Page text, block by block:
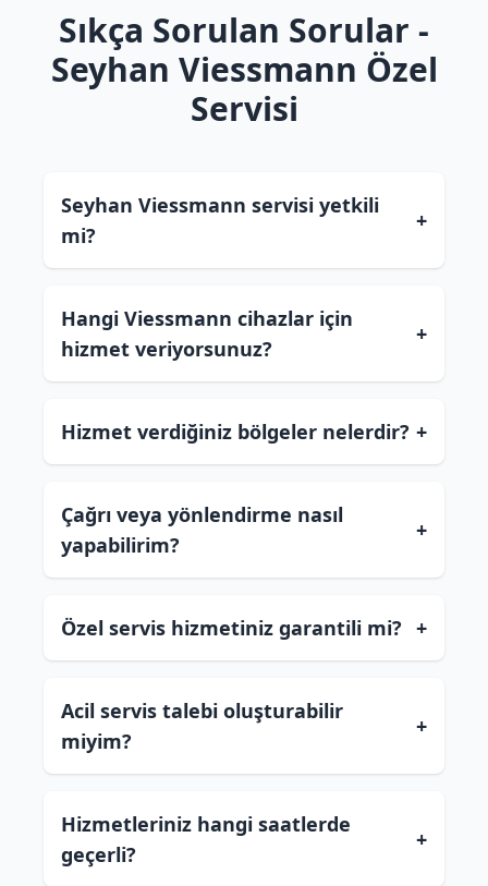
Sıkça Sorulan Sorular -
Seyhan Viessmann Özel
Servisi
Seyhan Viessmann servisi yetkili
mi?
+
Hangi Viessmann cihazlar için
hizmet veriyorsunuz?
+
Hizmet verdiğiniz bölgeler nelerdir? +
Çağrı veya yönlendirme nasıl
yapabilirim?
+
Özel servis hizmetiniz garantili mi? +
Acil servis talebi oluşturabilir
miyim?
+
Hizmetleriniz hangi saatlerde
geçerli?
+